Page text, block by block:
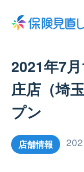
2021年7
庄店（埼
プン
店舗情報